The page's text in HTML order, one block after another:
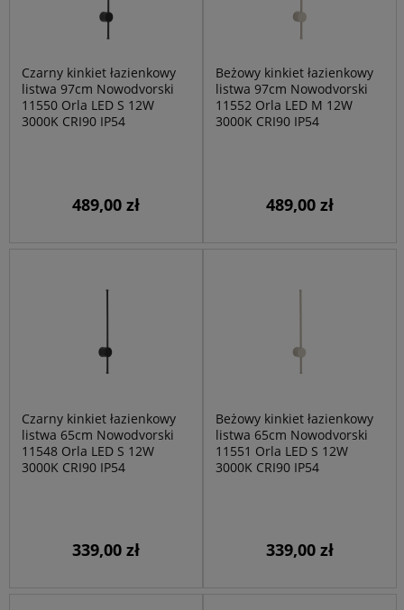
Czarny kinkiet łazienkowy
listwa 97cm Nowodvorski
11550 Orla LED S 12W
3000K CRI90 IP54
489,00 zł
Beżowy kinkiet łazienkowy
listwa 97cm Nowodvorski
11552 Orla LED M 12W
3000K CRI90 IP54
489,00 zł
Czarny kinkiet łazienkowy
listwa 65cm Nowodvorski
11548 Orla LED S 12W
3000K CRI90 IP54
339,00 zł
Beżowy kinkiet łazienkowy
listwa 65cm Nowodvorski
11551 Orla LED S 12W
3000K CRI90 IP54
339,00 zł